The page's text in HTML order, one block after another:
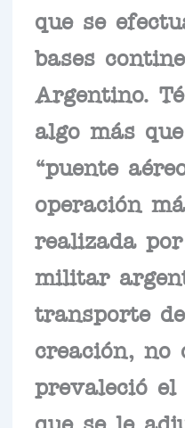
que se
bases
Argentino.
algo más
“puente
operación
realizada
militar
transporte
creación, no
prevaleció el
que se le